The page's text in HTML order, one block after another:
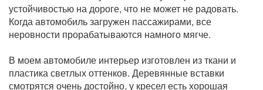
устойчивостью на дороге, что не может не радовать.
Когда автомобиль загружен пассажирами, все
неровности прорабатываются намного мягче.
В моем автомобиле интерьер изготовлен из ткани и
пластика светлых оттенков. Деревянные вставки
смотрятся очень достойно, у кресел есть хорошая